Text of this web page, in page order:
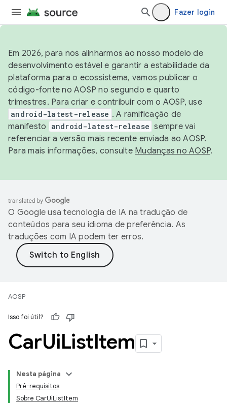
Fazer login
Em 2026, para nos alinharmos ao nosso modelo de
desenvolvimento estável e garantir a estabilidade da
plataforma para o ecossistema, vamos publicar o
código-fonte no AOSP no segundo e quarto
trimestres. Para criar e contribuir com o AOSP, use
android-latest-release . A ramificação de
manifesto
android-latest-release sempre vai
referenciar a versão mais recente enviada ao AOSP.
Para mais informações, consulte Mudanças no AOSP.
O Google usa tecnologia de IA na tradução de
conteúdos para seu idioma de preferência. As
traduções com IA podem ter erros.
AOSP
Isso foi útil?
CarUiListItem
Nesta página
Pré-requisitos
Sobre CarUiListItem